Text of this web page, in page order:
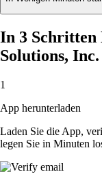
In 3 Schritten
Solutions,
1
App herunterladen
Laden Sie die App,
legen Sie in Minuten